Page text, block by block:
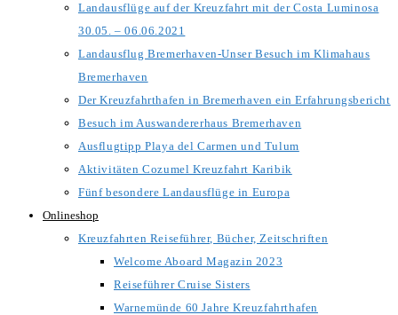
Landausflüge auf der Kreuzfahrt mit der Costa Luminosa
30.05. – 06.06.2021
Landausflug Bremerhaven-Unser Besuch im Klimahaus
Bremerhaven
Der Kreuzfahrthafen in Bremerhaven ein Erfahrungsbericht
Besuch im Auswandererhaus Bremerhaven
Ausflugtipp Playa del Carmen und Tulum
Aktivitäten Cozumel Kreuzfahrt Karibik
Fünf besondere Landausflüge in Europa
Onlineshop
Kreuzfahrten Reiseführer, Bücher, Zeitschriften
Welcome Aboard Magazin 2023
Reiseführer Cruise Sisters
Warnemünde 60 Jahre Kreuzfahrthafen